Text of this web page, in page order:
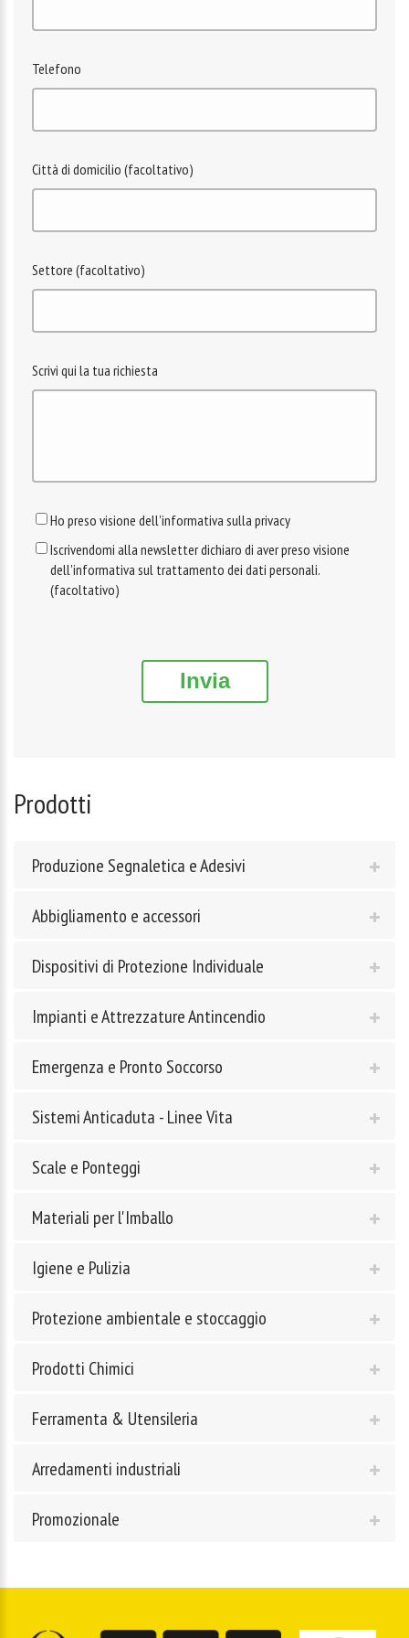
Telefono
Città di domicilio (facoltativo)
Settore (facoltativo)
Scrivi qui la tua richiesta
Ho preso visione dell'informativa sulla privacy
Iscrivendomi alla newsletter dichiaro di aver preso visione
dell'informativa sul trattamento dei dati personali.
(facoltativo)
Invia
Prodotti
Produzione Segnaletica e Adesivi
Abbigliamento e accessori
Dispositivi di Protezione Individuale
Impianti e Attrezzature Antincendio
Emergenza e Pronto Soccorso
Sistemi Anticaduta - Linee Vita
Scale e Ponteggi
Materiali per l'Imballo
Igiene e Pulizia
Protezione ambientale e stoccaggio
Prodotti Chimici
Ferramenta & Utensileria
Arredamenti industriali
Promozionale